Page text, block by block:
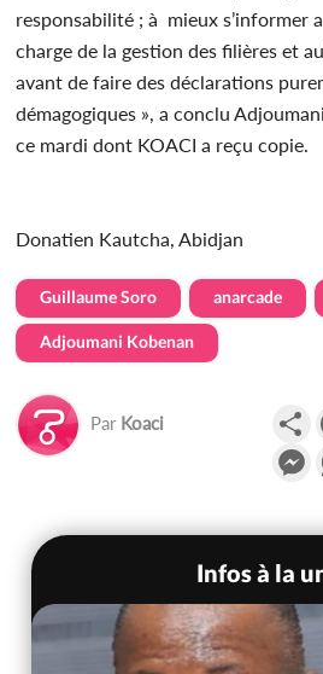
responsabilité ; à mieux s’informer
charge de la gestion des filières et
avant de faire des déclarations
démagogiques », a conclu
ce mardi dont KOACI a reçu copie.
Donatien Kautcha, Abidjan
Guillaume Soro anarcade
Adjoumani Kobenan
Par Koaci
Infos à la